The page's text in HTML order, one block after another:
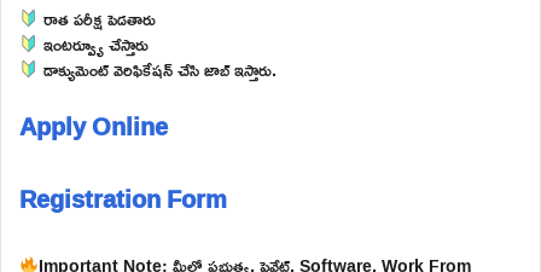
రాత పరీక్ష పెడతారు
ఇంటర్వ్యూ చేస్తారు
డాక్యుమెంట్ వెరిఫికేషన్ చేసి జాబ్ ఇస్తారు.
Apply Online
Registration Form
Important Note: మీలో ప్రభుత్వ, ప్రైవేట్, Software, Work From